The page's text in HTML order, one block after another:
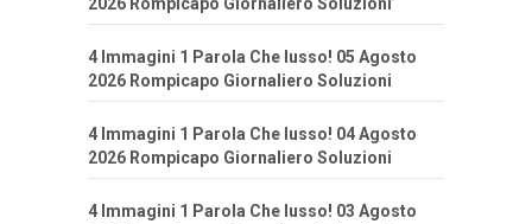
2026 Rompicapo Giornaliero Soluzioni
4 Immagini 1 Parola Che lusso! 05 Agosto
2026 Rompicapo Giornaliero Soluzioni
4 Immagini 1 Parola Che lusso! 04 Agosto
2026 Rompicapo Giornaliero Soluzioni
4 Immagini 1 Parola Che lusso! 03 Agosto